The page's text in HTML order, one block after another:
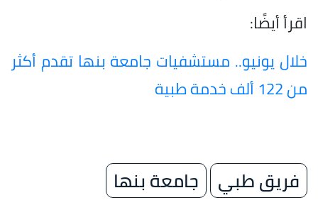
اقرأ أيضًا:
خلال يونيو.. مستشفيات جامعة بنها تقدم أكثر
من 122 ألف خدمة طبية
فريق طبي
جامعة بنها